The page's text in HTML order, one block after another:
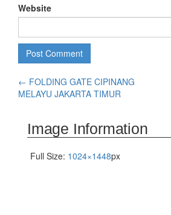
Website
← FOLDING GATE CIPINANG
MELAYU JAKARTA TIMUR
Image Information
Full Size: 1024×1448px